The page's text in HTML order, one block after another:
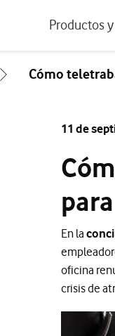
vodafone.esProductos
IA para
Workplace
Soluciones
Servicios
Cómo
11 de
En la
oficina
crisis de